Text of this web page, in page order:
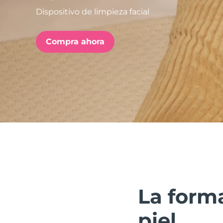
Dispositivo de limpieza facial
Compra ahora
La
issa™ Teeth Whitening Set
FAQ™ Dual LED Panel
POPULAR